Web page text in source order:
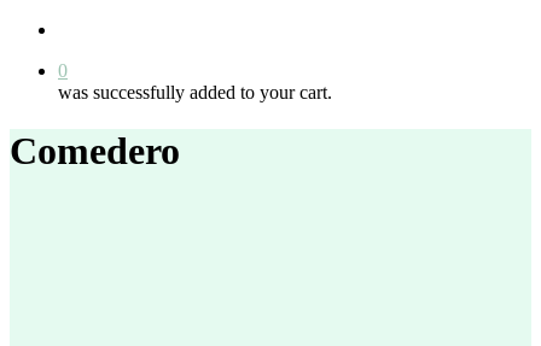
0
was successfully added to your cart.
Comedero